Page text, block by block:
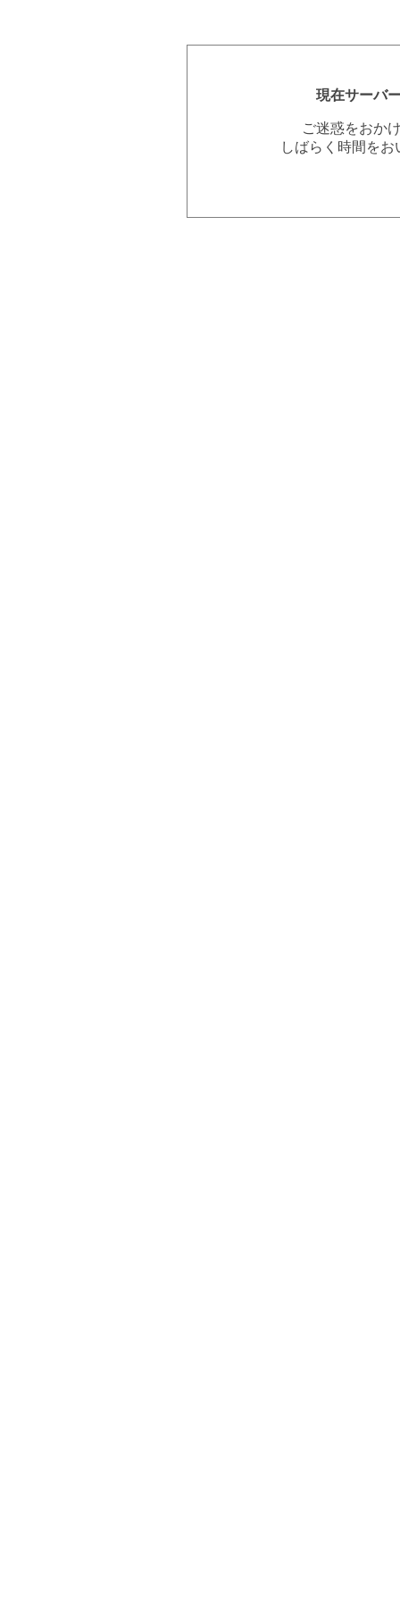
現在サーバ
ご迷惑をおか
しばらく時間を